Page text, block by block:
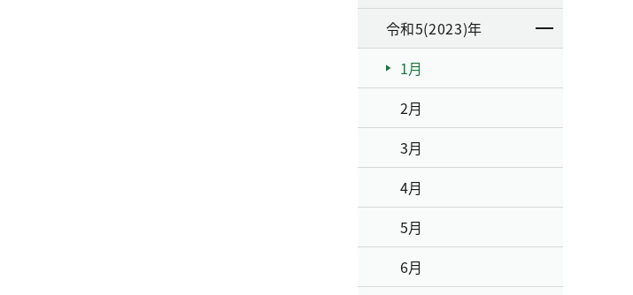
令和5(2023)年
1月
2月
3月
4月
5月
6月